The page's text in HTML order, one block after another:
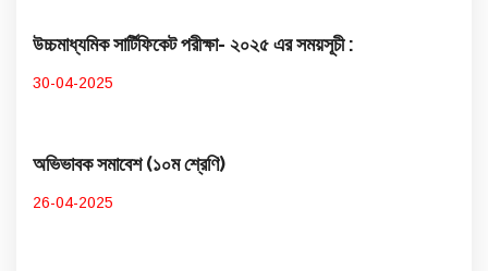
উচ্চমাধ্যমিক সার্টিফিকেট পরীক্ষা- ২০২৫ এর সময়সূচী :
30-04-2025
অভিভাবক সমাবেশ (১০ম শ্রেণি)
26-04-2025